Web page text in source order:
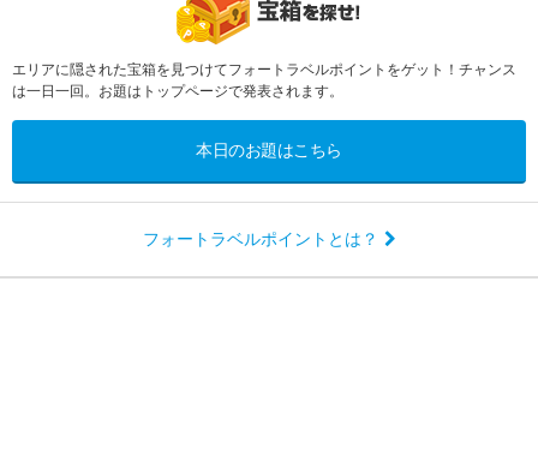
エリアに隠された宝箱を見つけてフォートラベルポイントをゲット！チャンス
は一日一回。お題はトップページで発表されます。
本日のお題はこちら
フォートラベルポイントとは？